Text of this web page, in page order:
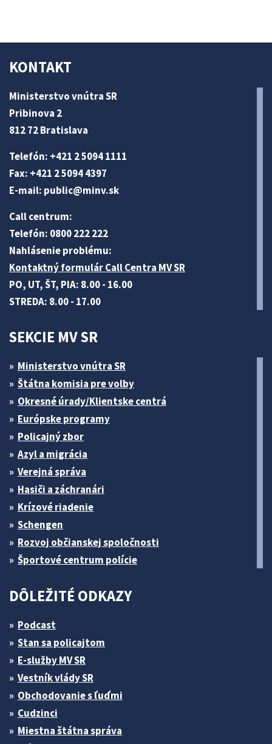
KONTAKT
Ministerstvo vnútra SR
Pribinova 2
812 72 Bratislava
Telefón: +421 2 5094 1111
Fax: +421 2 5094 4397
E-mail: public@minv.sk
Call centrum:
Telefón: 0800 222 222
Nahlásenie problému:
Kontaktný formulár Call Centra MV SR
PO, UT, ŠT, PIA: 8.00 - 16.00
STREDA: 8.00 - 17.00
SEKCIE MV SR
Ministerstvo vnútra SR
Štátna komisia pre volby
Okresné úrady/Klientske centrá
Európske programy
Policajný zbor
Azyl a migrácia
Verejná správa
Hasiči a záchranári
Krízové riadenie
Schengen
Rozvoj občianskej spoločnosti
Športové centrum polície
DÔLEŽITÉ ODKAZY
Podcast
Stan sa policajtom
E-služby MV SR
Vestník vlády SR
Obchodovanie s ľuďmi
Cudzinci
Miestna štátna správa